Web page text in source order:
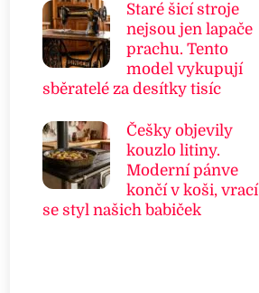
Staré šicí stroje
nejsou jen lapače
prachu. Tento
model vykupují
sběratelé za desítky tisíc
Češky objevily
kouzlo litiny.
Moderní pánve
končí v koši, vrací
se styl našich babiček